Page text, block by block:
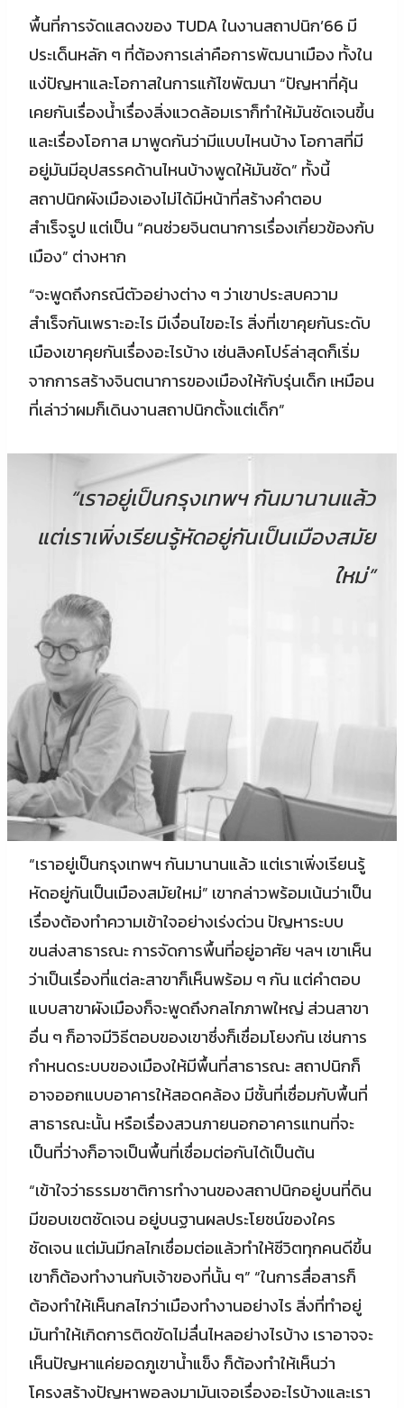
พื้นที่การจัดแสดงของ TUDA ในงานสถาปนิก’66 มี
ประเด็นหลัก ๆ ที่ต้องการเล่าคือการพัฒนาเมือง ทั้งใน
แง่ปัญหาและโอกาสในการแก้ไขพัฒนา “ปัญหาที่คุ้น
เคยกันเรื่องน้ำเรื่องสิ่งแวดล้อมเราก็ทำให้มันชัดเจนขึ้น
และเรื่องโอกาส มาพูดกันว่ามีแบบไหนบ้าง โอกาสที่มี
อยู่มันมีอุปสรรคด้านไหนบ้างพูดให้มันชัด” ทั้งนี้
สถาปนิกผังเมืองเองไม่ได้มีหน้าที่สร้างคำตอบ
สำเร็จรูป แต่เป็น “คนช่วยจินตนาการเรื่องเกี่ยวข้องกับ
เมือง” ต่างหาก
“จะพูดถึงกรณีตัวอย่างต่าง ๆ ว่าเขาประสบความ
สำเร็จกันเพราะอะไร มีเงื่อนไขอะไร สิ่งที่เขาคุยกันระดับ
เมืองเขาคุยกันเรื่องอะไรบ้าง เช่นสิงคโปร์ล่าสุดก็เริ่ม
จากการสร้างจินตนาการของเมืองให้กับรุ่นเด็ก เหมือน
ที่เล่าว่าผมก็เดินงานสถาปนิกตั้งแต่เด็ก”
“เราอยู่เป็นกรุงเทพฯ กันมานานแล้ว
แต่เราเพิ่งเรียนรู้หัดอยู่กันเป็นเมืองสมัย
ใหม่”
“เราอยู่เป็นกรุงเทพฯ กันมานานแล้ว แต่เราเพิ่งเรียนรู้
หัดอยู่กันเป็นเมืองสมัยใหม่” เขากล่าวพร้อมเน้นว่าเป็น
เรื่องต้องทำความเข้าใจอย่างเร่งด่วน ปัญหาระบบ
ขนส่งสาธารณะ การจัดการพื้นที่อยู่อาศัย ฯลฯ เขาเห็น
ว่าเป็นเรื่องที่แต่ละสาขาก็เห็นพร้อม ๆ กัน แต่คำตอบ
แบบสาขาผังเมืองก็จะพูดถึงกลไกภาพใหญ่ ส่วนสาขา
อื่น ๆ ก็อาจมีวิธีตอบของเขาซึ่งก็เชื่อมโยงกัน เช่นการ
กำหนดระบบของเมืองให้มีพื้นที่สาธารณะ สถาปนิกก็
อาจออกแบบอาคารให้สอดคล้อง มีชั้นที่เชื่อมกับพื้นที่
สาธารณะนั้น หรือเรื่องสวนภายนอกอาคารแทนที่จะ
เป็นที่ว่างก็อาจเป็นพื้นที่เชื่อมต่อกันได้เป็นต้น
“เข้าใจว่าธรรมชาติการทำงานของสถาปนิกอยู่บนที่ดิน
มีขอบเขตชัดเจน อยู่บนฐานผลประโยชน์ของใคร
ชัดเจน แต่มันมีกลไกเชื่อมต่อแล้วทำให้ชีวิตทุกคนดีขึ้น
เขาก็ต้องทำงานกับเจ้าของที่นั้น ๆ” “ในการสื่อสารก็
ต้องทำให้เห็นกลไกว่าเมืองทำงานอย่างไร สิ่งที่ทำอยู่
มันทำให้เกิดการติดขัดไม่ลื่นไหลอย่างไรบ้าง เราอาจจะ
เห็นปัญหาแค่ยอดภูเขาน้ำแข็ง ก็ต้องทำให้เห็นว่า
โครงสร้างปัญหาพอลงมามันเจอเรื่องอะไรบ้างและเรา